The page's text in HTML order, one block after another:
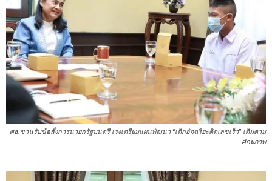
ศธ.ขานรับข้อสั่งการนายกรัฐมนตรี เร่งเตรียมแผนพัฒนา “เด็กอัจฉริยะคิดเลขเร็ว” เต็มตาม
ศักยภาพ